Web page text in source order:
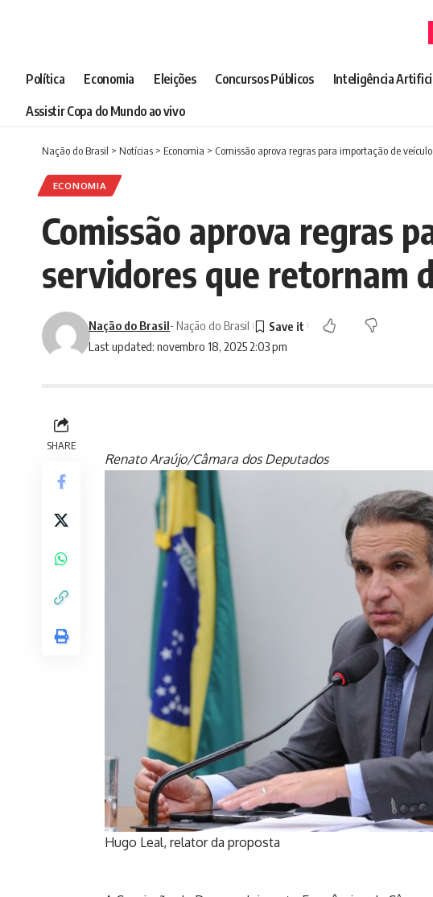
Política Economia Eleições Concursos Públicos Inteligência
Assistir Copa do Mundo ao vivo
Nação do Brasil > Notícias > Economia > Comissão aprova regras para importação de
ECONOMIA
Comissão aprova regras
servidores que retornam
Last updated: novembro 18, 2025 2:03 pm
Nação do Brasil- Nação do Brasil
SHARE
Renato Araújo/Câmara dos Deputados
Hugo Leal, relator da proposta